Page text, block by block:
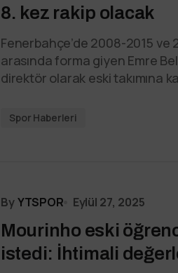
8. kez rakip olacak
Fenerbahçe’de 2008-2015 ve
arasında forma giyen Emre
direktör olarak eski takımına
Spor Haberleri
ByYTSPOR Eylül 27, 2025
Mourinho eski
istedi: İhtimali